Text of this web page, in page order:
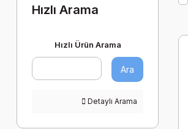
Hızlı Arama
Hızlı Ürün Arama
Ara
Detaylı Arama